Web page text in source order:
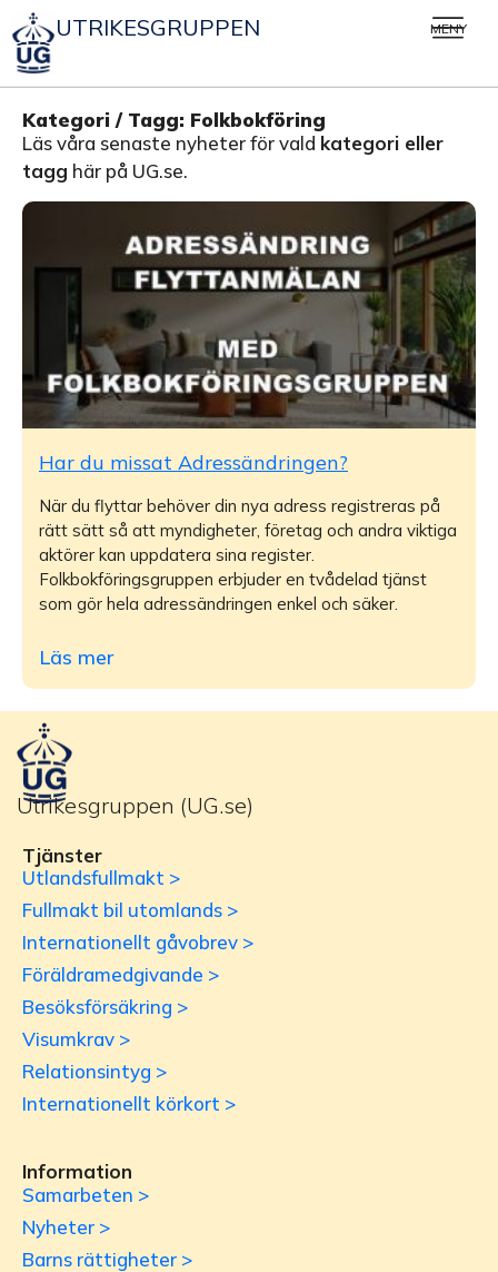
UTRIKESGRUPPEN MENY
Kategori / Tagg: Folkbokföring
Läs våra senaste nyheter för vald kategori eller
tagg här på UG.se.
Har du missat Adressändringen?
När du flyttar behöver din nya adress registreras på
rätt sätt så att myndigheter, företag och andra viktiga
aktörer kan uppdatera sina register.
Folkbokföringsgruppen erbjuder en tvådelad tjänst
som gör hela adressändringen enkel och säker.
Läs mer
Utrikesgruppen (UG.se)
Tjänster
Utlandsfullmakt >
Fullmakt bil utomlands >
Internationellt gåvobrev >
Föräldramedgivande >
Besöksförsäkring >
Visumkrav >
Relationsintyg >
Internationellt körkort >
Information
Samarbeten >
Nyheter >
Barns rättigheter >